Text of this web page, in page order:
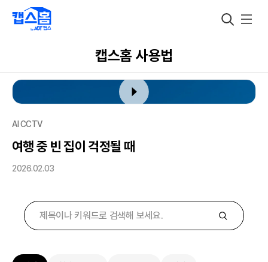
캡스홈 사용법
캡스홈 사용법
AI CCTV
여행 중 빈 집이 걱정될 때
2026.02.03